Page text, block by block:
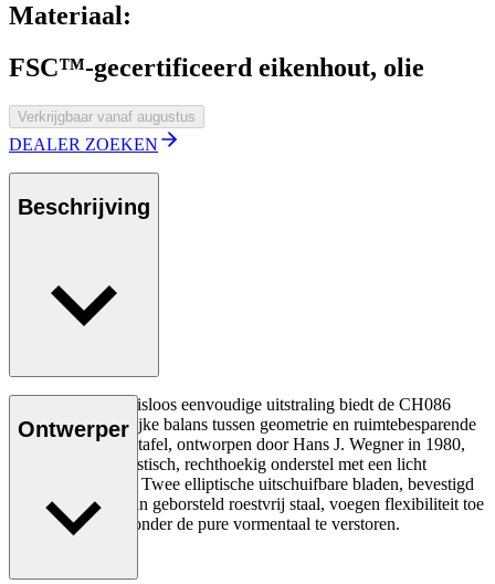
Materiaal:
FSC™-gecertificeerd eikenhout, olie
Verkrijgbaar vanaf augustus
DEALER ZOEKEN
Beschrijving
Met zijn compromisloos eenvoudige uitstraling biedt de CH086
salontafel een eerlijke balans tussen geometrie en ruimtebesparende
functionaliteit. De tafel, ontworpen door Hans J. Wegner in 1980,
heeft een minimalistisch, rechthoekig onderstel met een licht
gebogen tafelblad. Twee elliptische uitschuifbare bladen, bevestigd
met scharnieren van geborsteld roestvrij staal, voegen flexibiliteit toe
aan het ontwerp zonder de pure vormentaal te verstoren.
Ontwerper